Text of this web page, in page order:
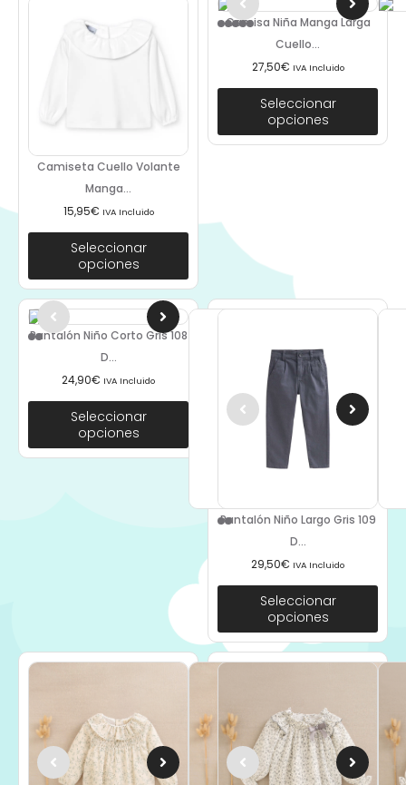
Camiseta Cuello Volante
Manga...
15,95€ IVA Incluido
Seleccionar
opciones
Camisa Niña Manga Larga
Cuello...
27,50€ IVA Incluido
Seleccionar
opciones
Pantalón Niño Corto Gris 108
D...
24,90€ IVA Incluido
Seleccionar
opciones
Pantalón Niño Largo Gris 109
D...
29,50€ IVA Incluido
Seleccionar
opciones